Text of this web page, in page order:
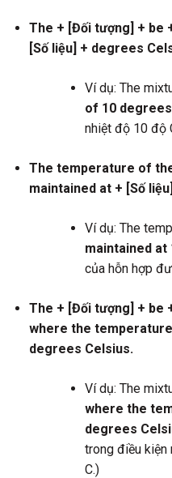
The + [Đối tượng] + be
[Số liệu] + degrees
Ví dụ: The
of 10
nhiệt độ 10 độ
The temperature of
maintained at + [Số
Ví dụ: The
maintained at
của hỗn hợp
The + [Đối tượng] + be
where the
degrees Celsius.
Ví dụ: The
where the
degrees
trong điều
C.)